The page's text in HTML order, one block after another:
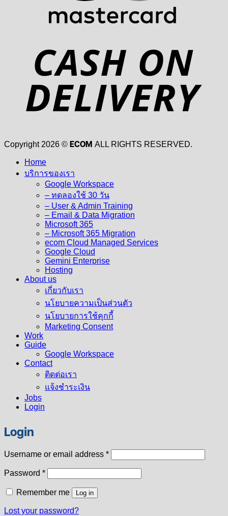
Copyright 2026 © ECOM ALL RIGHTS RESERVED.
Home
บริการของเรา
Google Workspace
– ทดลองใช้ 30 วัน
– User & Admin Training
– Email & Data Migration
Microsoft 365
– Microsoft 365 Migration
ecom Cloud Managed Services
Google Cloud
Gemini Enterprise
Hosting
About us
เกี่ยวกับเรา
นโยบายความเป็นส่วนตัว
นโยบายการใช้คุกกี้
Marketing Consent
Work
Guide
Google Workspace
Contact
ติดต่อเรา
แจ้งชำระเงิน
Jobs
Login
Login
Username or email address *Required
Password *Required
Remember me Log in
Lost your password?